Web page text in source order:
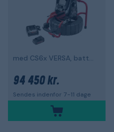
med CS6x VERSA, batteri og oplader
94 450 kr.
Sendes indenfor 7-11 dage